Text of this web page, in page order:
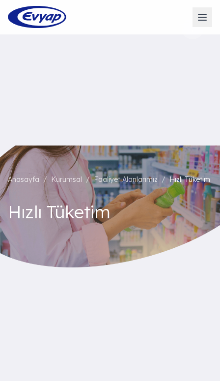
Anasayfa / Kurumsal / Faaliyet Alanlarımız / Hızlı Tüketim
Hızlı Tüketim